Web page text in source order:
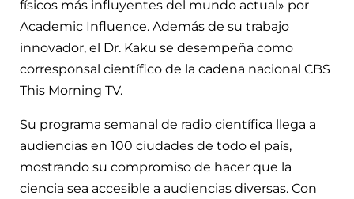
físicos más influyentes del mundo actual» por
Academic Influence. Además de su trabajo
innovador, el Dr. Kaku se desempeña como
corresponsal científico de la cadena nacional CBS
This Morning TV.
Su programa semanal de radio científica llega a
audiencias en 100 ciudades de todo el país,
mostrando su compromiso de hacer que la
ciencia sea accesible a audiencias diversas. Con